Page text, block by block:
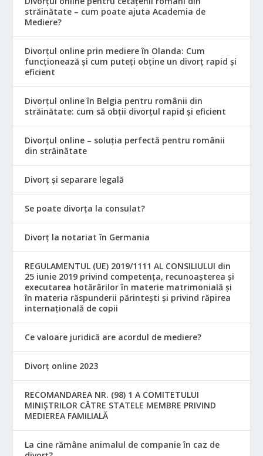
străinătate – cum poate ajuta Academia de
Mediere?
Divorțul online prin mediere în Olanda: Cum
funcționează și cum puteți obține un divorț rapid și
eficient
Divorțul online în Belgia pentru românii din
străinătate: cum să obții divorțul rapid și eficient
Divorțul online – soluția perfectă pentru românii
din străinătate
Divorț și separare legală
Se poate divorța la consulat?
Divorț la notariat în Germania
REGULAMENTUL (UE) 2019/1111 AL CONSILIULUI din
25 iunie 2019 privind competența, recunoașterea și
executarea hotărârilor în materie matrimonială și
în materia răspunderii părintești și privind răpirea
internațională de copii
Ce valoare juridică are acordul de mediere?
Divorț online 2023
RECOMANDAREA NR. (98) 1 A COMITETULUI
MINIŞTRILOR CĂTRE STATELE MEMBRE PRIVIND
MEDIEREA FAMILIALĂ
La cine rămâne animalul de companie în caz de